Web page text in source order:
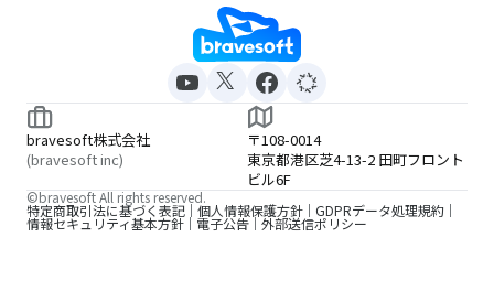
bravesoft株式会社
(bravesoft inc)
〒108-0014
東京都港区芝4-13-2 田町フロント
ビル6F
特定商取引法に基づく表記 個人情報保護方針 GDPRデータ処理規約
情報セキュリティ基本方針 電子公告 外部送信ポリシー
©bravesoft All rights reserved.